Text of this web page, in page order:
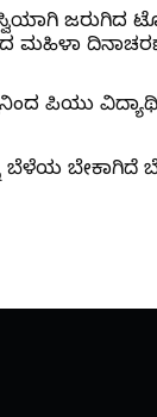
ಜರುಗಿದ
ಮಹಿಳಾ
ಪಿಯು
ಬೆಳೆಯ ಬೇಕಾಗಿದೆ